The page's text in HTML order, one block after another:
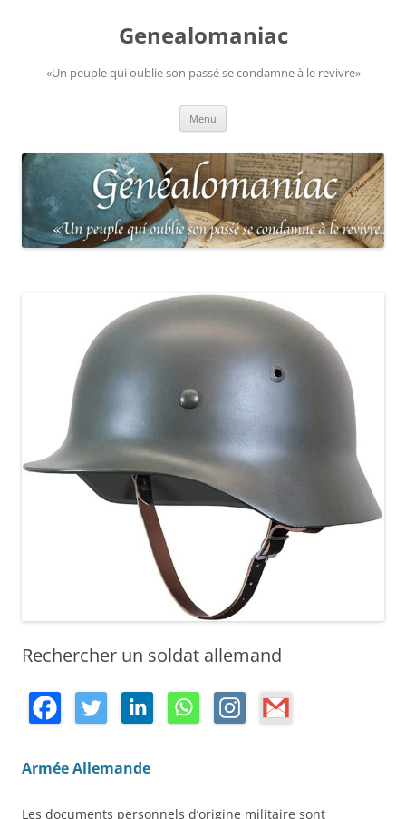
Genealomaniac
«Un peuple qui oublie son passé se condamne à le revivre»
Menu
Rechercher un soldat allemand
Armée Allemande
Les documents personnels d’origine militaire sont